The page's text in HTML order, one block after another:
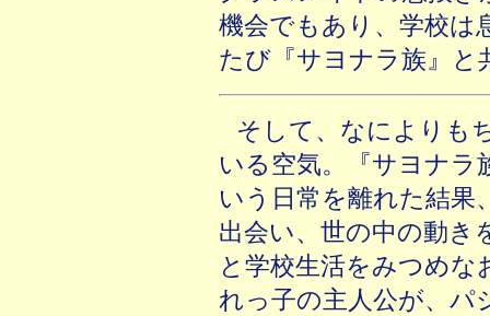
機会でもあり、学校は
たび『サヨナラ族』と
そして、なによりも
いる空気。『サヨナラ
いう日常を離れた結果
出会い、世の中の動き
と学校生活をみつめ
れっ子の主人公が、パ